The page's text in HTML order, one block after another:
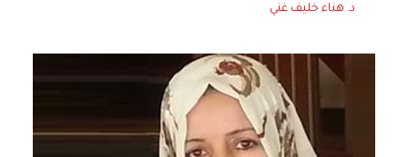
د. هناء خليف غني